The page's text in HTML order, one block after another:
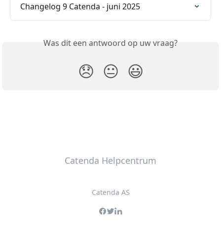
Changelog 9 Catenda - juni 2025
Was dit een antwoord op uw vraag?
😞 😐 😃
Catenda Helpcentrum
Catenda AS